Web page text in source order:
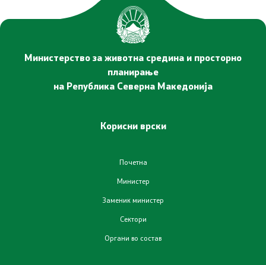
Промотивни материјали
Позитивна промена
Министерство за животна средина и просторно
планирање
на Република Северна Македонија
Корисни врски
Почетна
Министер
Заменик министер
Сектори
Органи во состав